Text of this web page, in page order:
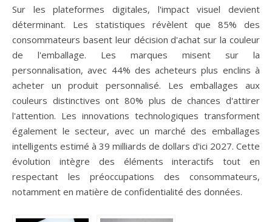
Sur les plateformes digitales, l'impact visuel devient
déterminant. Les statistiques révèlent que 85% des
consommateurs basent leur décision d'achat sur la couleur
de l'emballage. Les marques misent sur la
personnalisation, avec 44% des acheteurs plus enclins à
acheter un produit personnalisé. Les emballages aux
couleurs distinctives ont 80% plus de chances d'attirer
l'attention. Les innovations technologiques transforment
également le secteur, avec un marché des emballages
intelligents estimé à 39 milliards de dollars d'ici 2027. Cette
évolution intègre des éléments interactifs tout en
respectant les préoccupations des consommateurs,
notamment en matière de confidentialité des données.